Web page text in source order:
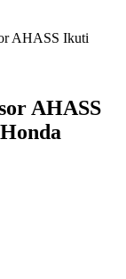
AHASS Ikuti
AHASS